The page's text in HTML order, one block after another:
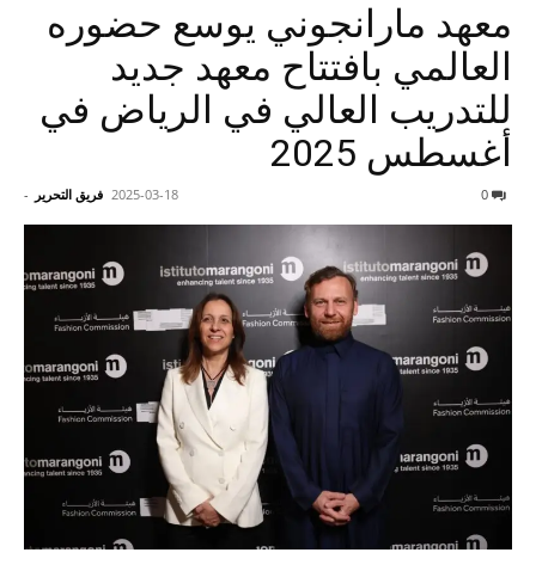
معهد مارانجوني يوسع حضوره
العالمي بافتتاح معهد جديد
للتدريب العالي في الرياض في
أغسطس 2025
فريق التحرير - 2025-03-18